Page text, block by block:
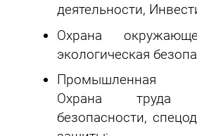
деятельности,
Охрана
экологическая
Промышленная
Охрана труда
безопасности,